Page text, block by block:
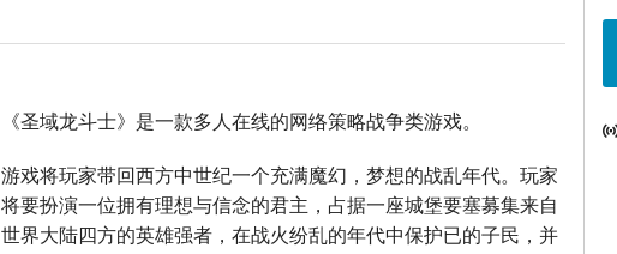
《圣域龙斗士》是一款多人在线的网络策略战争类游戏。
游戏将玩家带回西方中世纪一个充满魔幻，梦想的战乱年代。玩家
将要扮演一位拥有理想与信念的君主，占据一座城堡要塞募集来自
世界大陆四方的英雄强者，在战火纷乱的年代中保护已的子民，并